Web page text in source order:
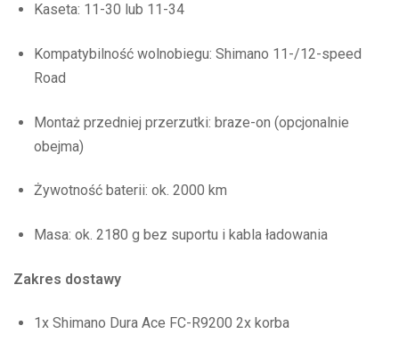
Kaseta: 11-30 lub 11-34
Kompatybilność wolnobiegu: Shimano 11-/12-speed
Road
Montaż przedniej przerzutki: braze-on (opcjonalnie
obejma)
Żywotność baterii: ok. 2000 km
Masa: ok. 2180 g bez suportu i kabla ładowania
Zakres dostawy
1x Shimano Dura Ace FC-R9200 2x korba